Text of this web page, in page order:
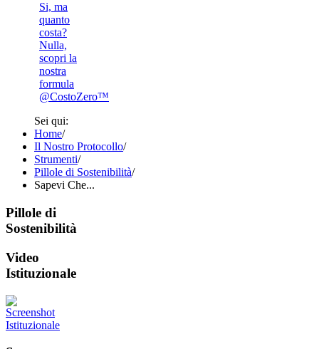
Si, ma
quanto
costa?
Nulla,
scopri la
nostra
formula
@CostoZero™
Sei qui:
Home/
Il Nostro Protocollo/
Strumenti/
Pillole di Sostenibilità/
Sapevi Che...
Pillole di
Sostenibilità
Video
Istituzionale